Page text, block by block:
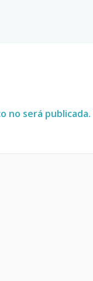
no será publicada.